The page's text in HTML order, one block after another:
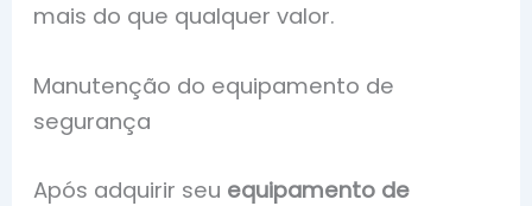
mais do que qualquer valor.
Manutenção do equipamento de
segurança
Após adquirir seu equipamento de